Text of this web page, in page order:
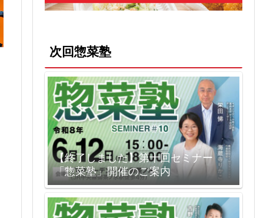
次回惣菜塾
【終了しました】第十回セミナー
「惣菜塾」開催のご案内